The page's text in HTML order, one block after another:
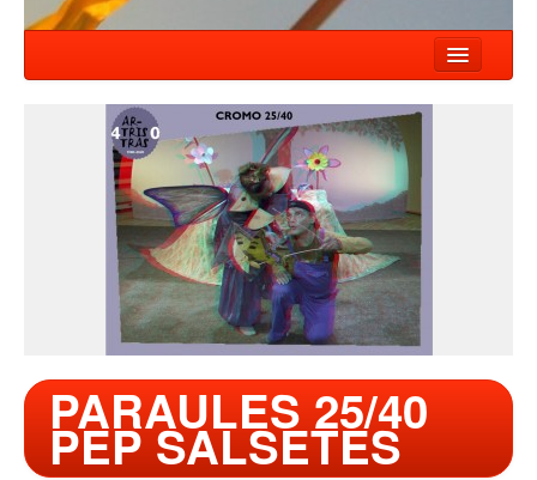
NEWS
SHOWS
COMPANY
WORKSHOP
CONTACT
PARAULES 25/40
PEP SALSETES